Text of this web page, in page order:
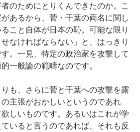
のためにとりくんできたのか。こ
あるから、菅・千葉の両名に関し
こと自体が日本の恥。可能な限り
なければならない」と、はっきり
。一見、特定の政治家を攻撃して
一般論の範疇なのです。
も、さらに菅と千葉への攻撃を露
主張がおかしいというのであれ
しいものです。あるいはこれが学
いると言うのであれば、それも反